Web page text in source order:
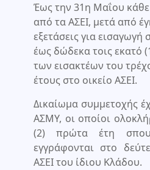
Έως την 31η Μαΐου
από τα ΑΣΕΙ, μετά από
εξετάσεις για εισαγωγή
έως δώδεκα τοις εκατό
των εισακτέων του
έτους στο οικείο ΑΣΕΙ.
Δικαίωμα συμμετοχής
ΑΣΜΥ, οι οποίοι
(2) πρώτα έτη
εγγράφονται στο
ΑΣΕΙ του ίδιου Κλάδου.